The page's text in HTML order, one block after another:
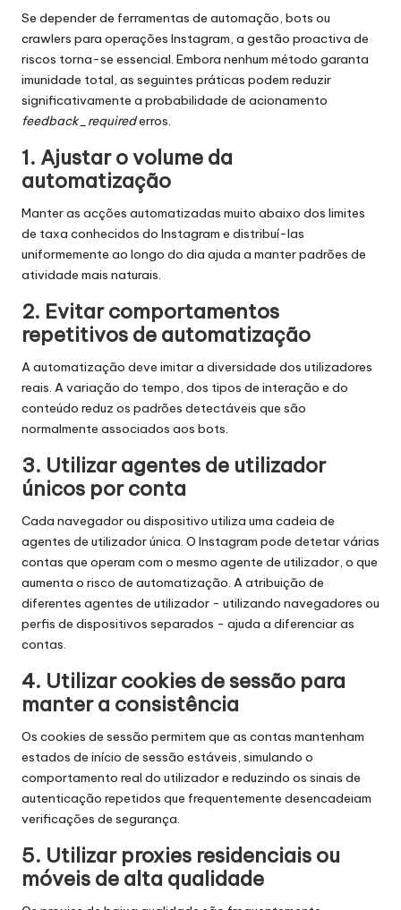
Se depender de ferramentas de automação, bots ou
crawlers para operações Instagram, a gestão proactiva de
riscos torna-se essencial. Embora nenhum método garanta
imunidade total, as seguintes práticas podem reduzir
significativamente a probabilidade de acionamento
feedback_requirederros.
1. Ajustar o volume da
automatização
Manter as acções automatizadas muito abaixo dos limites
de taxa conhecidos do Instagram e distribuí-las
uniformemente ao longo do dia ajuda a manter padrões de
atividade mais naturais.
2. Evitar comportamentos
repetitivos de automatização
A automatização deve imitar a diversidade dos utilizadores
reais. A variação do tempo, dos tipos de interação e do
conteúdo reduz os padrões detectáveis que são
normalmente associados aos bots.
3. Utilizar agentes de utilizador
únicos por conta
Cada navegador ou dispositivo utiliza uma cadeia de
agentes de utilizador única. O Instagram pode detetar várias
contas que operam com o mesmo agente de utilizador, o que
aumenta o risco de automatização. A atribuição de
diferentes agentes de utilizador - utilizando navegadores ou
perfis de dispositivos separados - ajuda a diferenciar as
contas.
4. Utilizar cookies de sessão para
manter a consistência
Os cookies de sessão permitem que as contas mantenham
estados de início de sessão estáveis, simulando o
comportamento real do utilizador e reduzindo os sinais de
autenticação repetidos que frequentemente desencadeiam
verificações de segurança.
5. Utilizar proxies residenciais ou
móveis de alta qualidade